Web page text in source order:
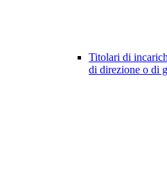
Titolari di
di direzione o di